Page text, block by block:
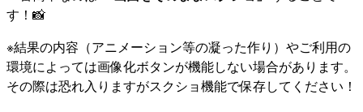
す！📸
※結果の内容（アニメーション等の凝った作り）やご利用の
環境によっては画像化ボタンが機能しない場合があります。
その際は恐れ入りますがスクショ機能で保存してください！